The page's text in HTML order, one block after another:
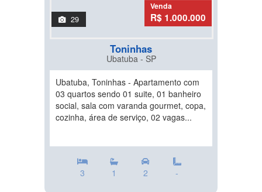
29
Venda
R$ 1.000.000
Toninhas
Ubatuba - SP
Ubatuba, Toninhas - Apartamento com
03 quartos sendo 01 suite, 01 banheiro
social, sala com varanda gourmet, copa,
cozinha, área de serviço, 02 vagas...
3 1 2 -